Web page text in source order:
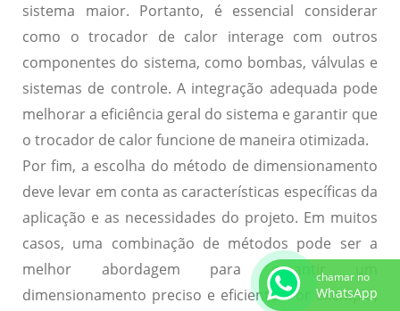
sistema maior. Portanto, é essencial considerar
como o trocador de calor interage com outros
componentes do sistema, como bombas, válvulas e
sistemas de controle. A integração adequada pode
melhorar a eficiência geral do sistema e garantir que
o trocador de calor funcione de maneira otimizada.
Por fim, a escolha do método de dimensionamento
deve levar em conta as características específicas da
aplicação e as necessidades do projeto. Em muitos
casos, uma combinação de métodos pode ser a
melhor abordagem para garantir um
dimensionamento preciso e eficiente. Por exemplo,
chamar no
WhatsApp